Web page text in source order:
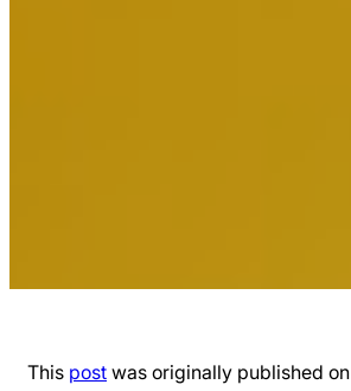
This post was originally published on